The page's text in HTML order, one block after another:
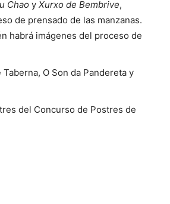
Chao y Xurxo de Bembrive,
de prensado de las manzanas.
habrá imágenes del proceso de
O Son da Pandereta y
del Concurso de Postres de